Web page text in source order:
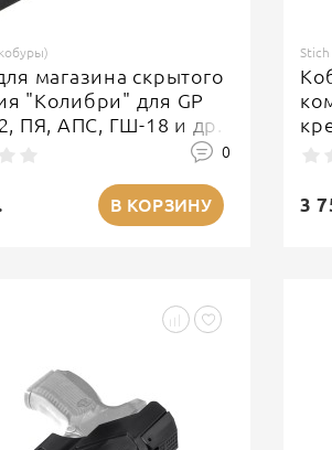
магазина скрытого
"Колибри" для GP
ПЯ, АПС, ГШ-18 и др.
0
В КОРЗИНУ 3